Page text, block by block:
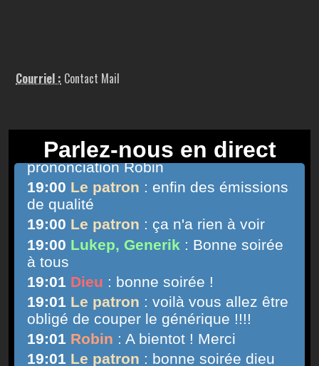
Courriel : Contact Mail